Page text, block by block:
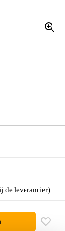
de leverancier)